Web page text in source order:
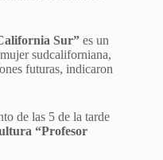
Sur” es un
sudcaliforniana,
futuras, indicaron
de las 5 de la tarde
“Profesor